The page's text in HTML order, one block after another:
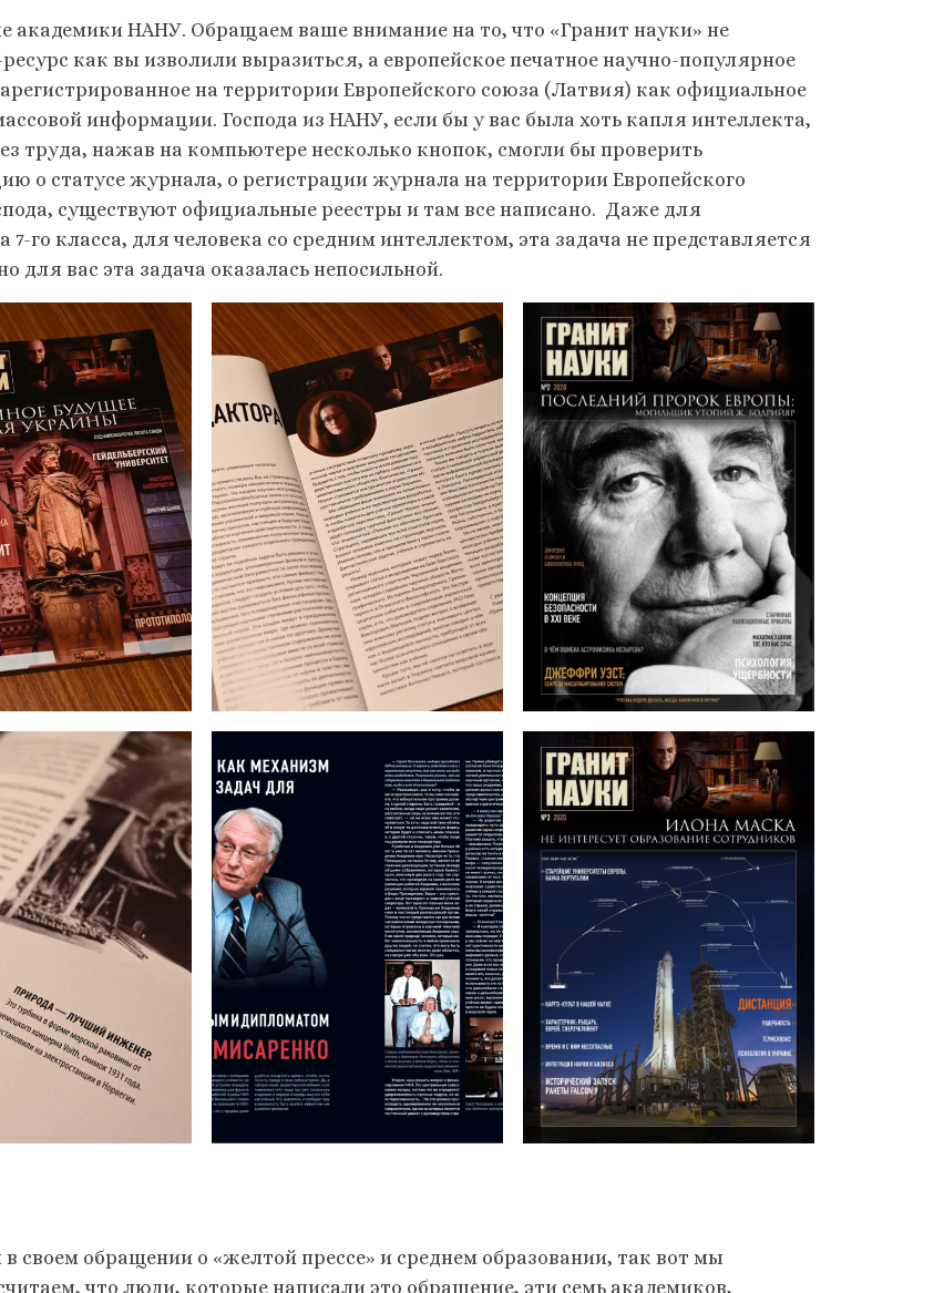
академики НАНУ. Обращаем ваше внимание на то, что «Гранит науки» не
как вы изволили выразиться, а европейское печатное научно-популярное
на территории Европейского союза (Латвия) как официальное
информации. Господа из НАНУ, если бы у вас была хоть капля интеллекта,
труда, нажав на компьютере несколько кнопок, смогли бы проверить
о статусе журнала, о регистрации журнала на территории Европейского
существуют официальные реестры и там все написано. Даже для
7-го класса, для человека со средним интеллектом, эта задача не представляется
для вас эта задача оказалась непосильной.
своем обращении о «желтой прессе» и среднем образовании, так вот мы
что люди, которые написали это обращение, эти семь академиков,